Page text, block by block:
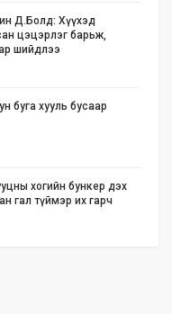
Д.Болд: Хүүхэд
цэцэрлэг барьж,
шийдлээ
буга хууль бусаар
хогийн бункер дэх
гал түймэр их гарч